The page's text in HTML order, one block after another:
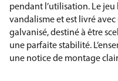
pendant l’utilisation. Le
vandalisme et est livré
galvanisé, destiné à être
une parfaite stabilité.
une notice de montage